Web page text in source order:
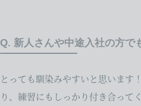
Q. 新人さんや中途入社の方で
とっても馴染みやすいと思います
り、練習にもしっかり付き合って